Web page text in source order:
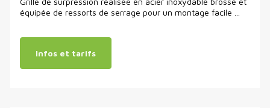
équipée de ressorts de serrage pour un montage facile ...
Infos et tarifs